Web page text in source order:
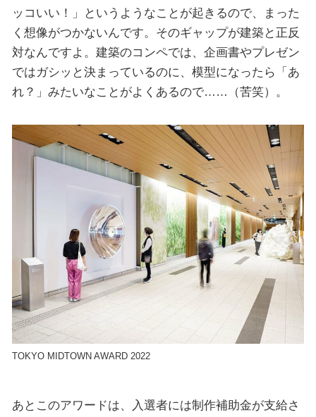
ッコいい！」というようなことが起きるので、まった
く想像がつかないんです。そのギャップが建築と正反
対なんですよ。建築のコンペでは、企画書やプレゼン
ではガシッと決まっているのに、模型になったら「あ
れ？」みたいなことがよくあるので……（苦笑）。
TOKYO MIDTOWN AWARD 2022
あとこのアワードは、入選者には制作補助金が支給さ